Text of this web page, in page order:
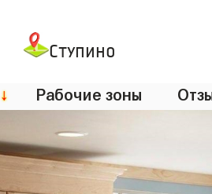
Ступино
↓ Рабочие зоны